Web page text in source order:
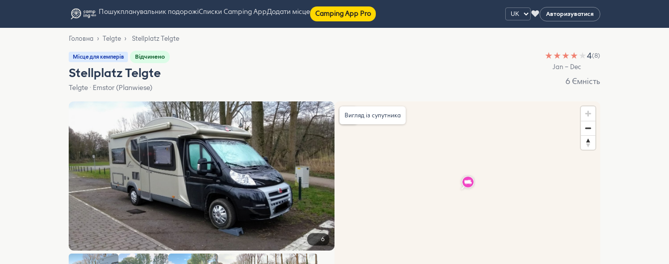
Пошукпланувальник подорожіСписки Camping AppДодати місце Camping App Pro ♥ Авторизуватися
Головна › Telgte › Stellplatz Telgte
Місце для кемперів Відчинено
Stellplatz Telgte
Telgte · Emstor (Planwiese)
★ ★ ★ ★ ★4(8)
Jan – Dec
6 Ємність
6
Вигляд із супутника